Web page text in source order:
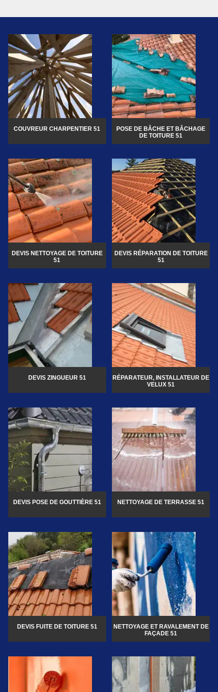
COUVREUR CHARPENTIER 51
POSE DE BÂCHE ET BÂCHAGE
DE TOITURE 51
DEVIS NETTOYAGE DE TOITURE
51
DEVIS RÉPARATION DE TOITURE
51
DEVIS ZINGUEUR 51
RÉPARATEUR, INSTALLATEUR DE
VELUX 51
DEVIS POSE DE GOUTTIÈRE 51 NETTOYAGE DE TERRASSE 51
DEVIS FUITE DE TOITURE 51
NETTOYAGE ET RAVALEMENT DE
FAÇADE 51